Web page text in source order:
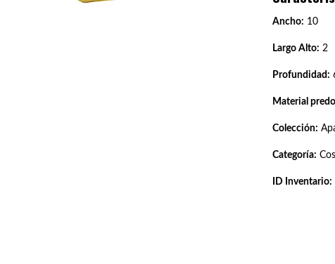
Ancho: 10
Largo Alto: 2
Profundidad:
Material
Colección:
Categoría:
ID Inventario: